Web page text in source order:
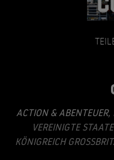
ACTION & ABENTEUER,
VEREINIGTE
KÖNIGREICH